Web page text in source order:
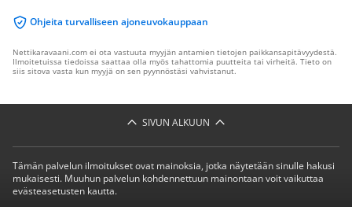
Ohjeita turvalliseen ajoneuvokauppaan
Nettikaravaani.com ei ota vastuuta myyjän antamien tietojen paikkansapitävyydestä.
Ilmoitetuissa tiedoissa saattaa olla myös tahattomia puutteita tai virheitä. Tieto on
siis sitova vasta kun myyjä on sen pyynnöstäsi vahvistanut.
SIVUN ALKUUN
Tämän palvelun ilmoitukset ovat mainoksia, jotka näytetään sinulle hakusi
mukaisesti. Muuhun palvelun kohdennettuun mainontaan voit vaikuttaa
evästeasetusten kautta.